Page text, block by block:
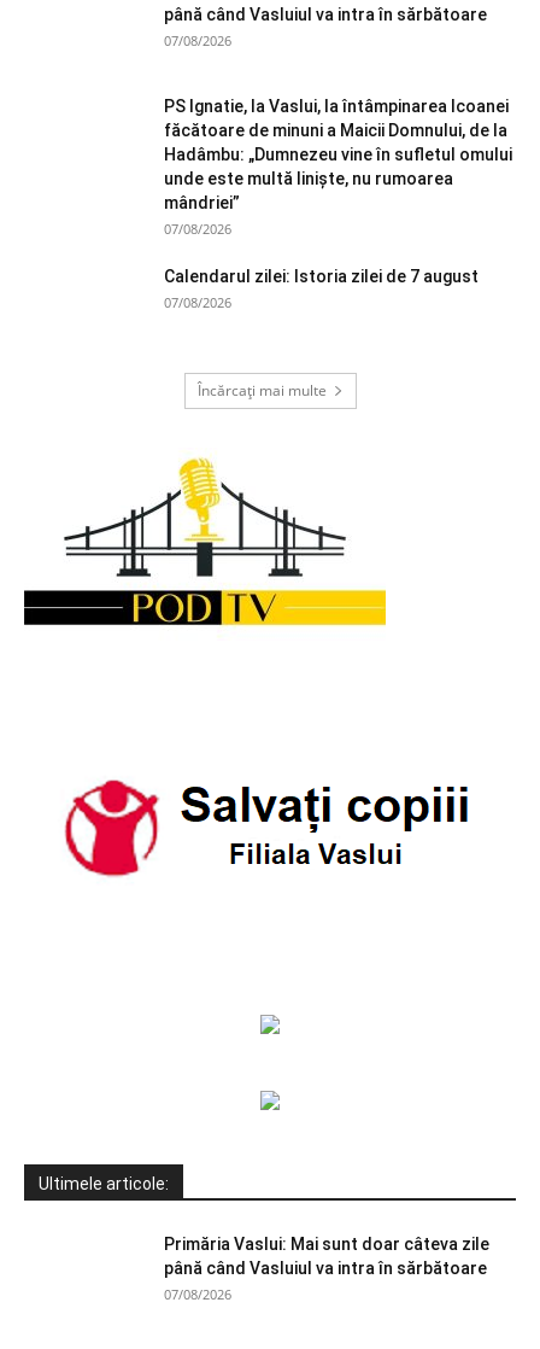
până când Vasluiul va intra în sărbătoare
07/08/2026
PS Ignatie, la Vaslui, la întâmpinarea Icoanei
făcătoare de minuni a Maicii Domnului, de la
Hadâmbu: „Dumnezeu vine în sufletul omului
unde este multă liniște, nu rumoarea
mândriei”
07/08/2026
Calendarul zilei: Istoria zilei de 7 august
07/08/2026
Încărcați mai multe
Ultimele articole:
Primăria Vaslui: Mai sunt doar câteva zile
până când Vasluiul va intra în sărbătoare
07/08/2026